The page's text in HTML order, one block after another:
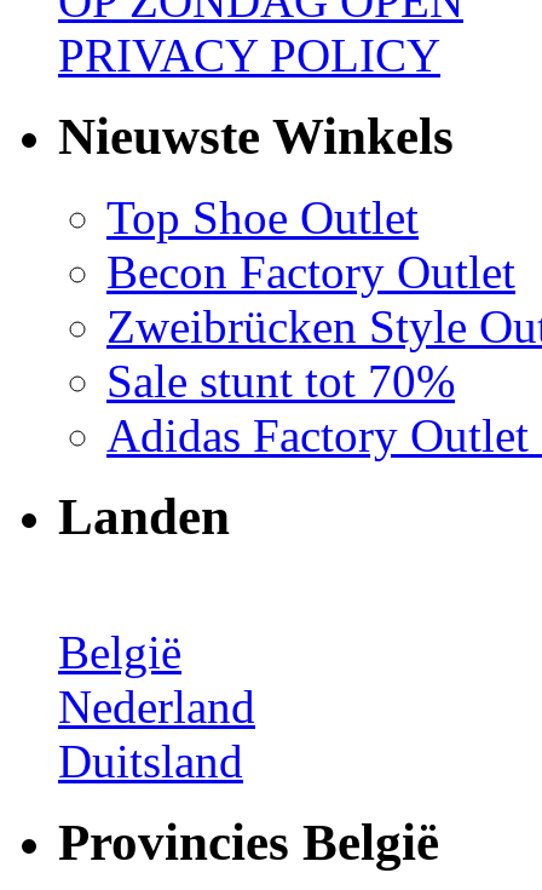
PRIVACY POLICY
Nieuwste Winkels
Top Shoe Outlet
Becon Factory Outlet
Zweibrücken Style
Sale stunt tot 70%
Adidas Factory Outlet
Landen
België
Nederland
Duitsland
Provincies België